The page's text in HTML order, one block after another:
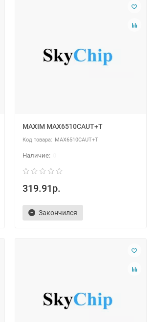
MAXIM MAX6510CAUT+T
MAX6510CAUT+T
319.91р.
Закончился